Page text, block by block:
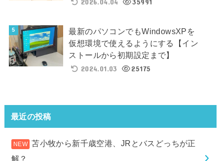
最新のパソコンでもWindowsXPを
仮想環境で使えるようにする【イン
ストールから初期設定まで】
2024.01.03
25175
最近の投稿
苫小牧から新千歳空港、JRとバスどっちが正
解？